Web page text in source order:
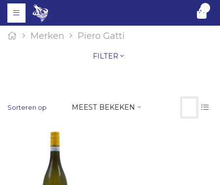
0
Merken Piero Gatti
FILTER
Sorteren op MEEST BEKEKEN